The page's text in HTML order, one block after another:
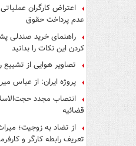
اعتراض کارگران
عدم پرداخت حقوق
راهنمای خرید صندلی
کردن این نکات را بدانید
تصاویر هوایی از
پروژه ایران: از عباس
انتصاب مجدد
قضائیه
از تضاد به زوجیت؛
تعریف رابطه کارگر و